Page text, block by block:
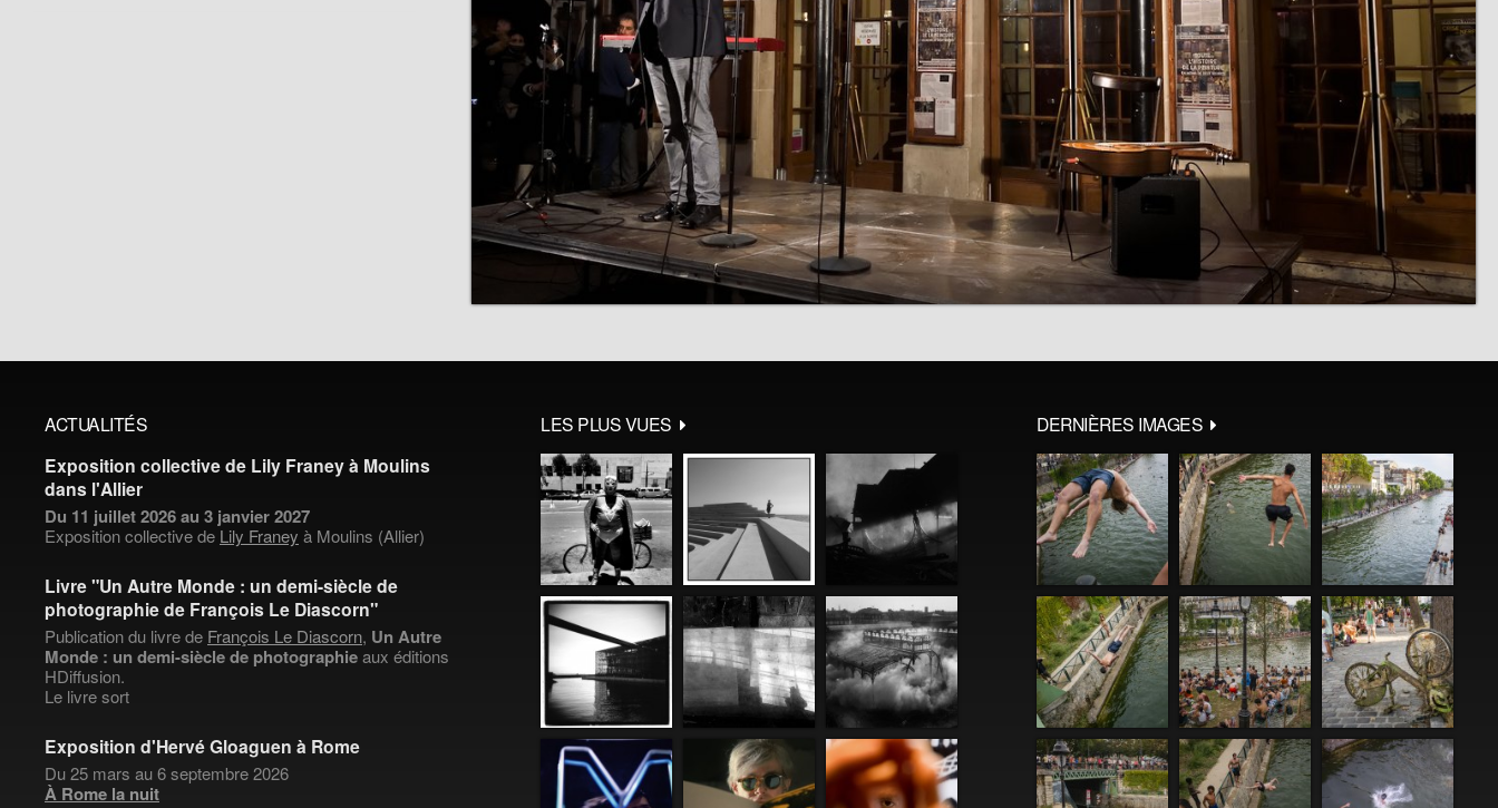
ACTUALITÉS
Exposition collective de Lily Franey à Moulins
dans l'Allier
Du 11 juillet 2026 au 3 janvier 2027
Exposition collective de Lily Franey à Moulins (Allier)
Livre "Un Autre Monde : un demi-siècle de
photographie de François Le Diascorn"
Publication du livre de François Le Diascorn, Un Autre
Monde : un demi-siècle de photographieaux éditions
HDiffusion.
Le livre sort
Exposition d'Hervé Gloaguen à Rome
Du 25 mars au 6 septembre 2026
À Rome la nuit
LES PLUS VUES DERNIÈRES IMAGES